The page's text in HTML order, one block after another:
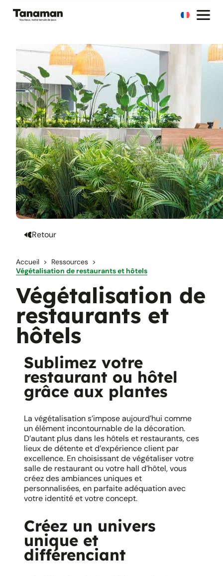
Retour
Accueil
Ressources
Végétalisation de restaurants et hôtels
Végétalisation de
restaurants et
hôtels
Sublimez votre
restaurant ou hôtel
grâce aux plantes
La végétalisation s’impose aujourd’hui comme
un élément incontournable de la décoration.
D’autant plus dans les hôtels et restaurants, ces
lieux de détente et d’expérience client par
excellence. En choisissant de végétaliser votre
salle de restaurant ou votre hall d’hôtel, vous
créez des ambiances uniques et
personnalisées, en parfaite adéquation avec
votre identité et votre concept.
Créez un univers
unique et
différenciant